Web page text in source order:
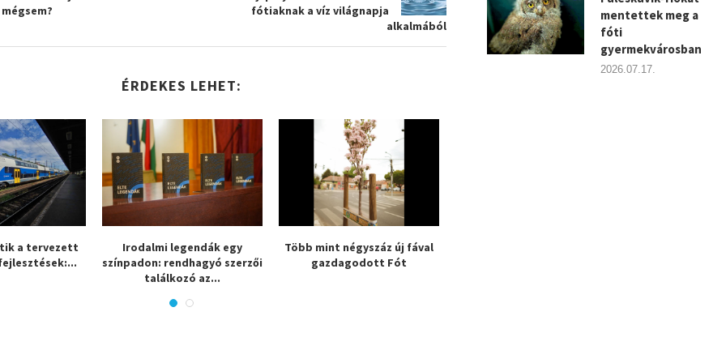
fótiaknak a víz világnapja
alkalmából
ÉRDEKES LEHET:
a tervezett
Irodalmi legendák egy
színpadon: rendhagyó szerzői
találkozó az...
Több mint négyszáz új fával
gazdagodott Fót
mentettek meg a
fóti
gyermekvárosban
2026.07.17.